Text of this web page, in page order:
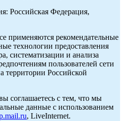
Российская Федерация,
применяются рекомендательные
технологии предоставления
систематизации и анализа
пользователей сети
территории Российской
соглашаетесь с тем, что мы
данные с использованием
, LiveInternet.